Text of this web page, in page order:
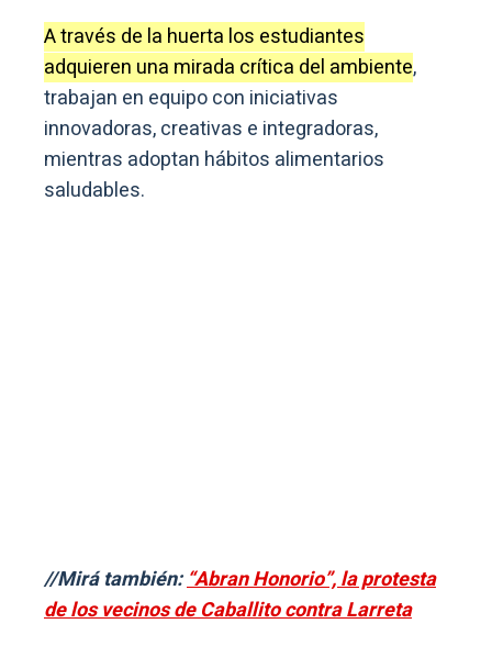
A través de la huerta los estudiantes
adquieren una mirada crítica del ambiente,
trabajan en equipo con iniciativas
innovadoras, creativas e integradoras,
mientras adoptan hábitos alimentarios
saludables.
//Mirá también:“Abran Honorio”, la protesta
de los vecinos de Caballito contra Larreta